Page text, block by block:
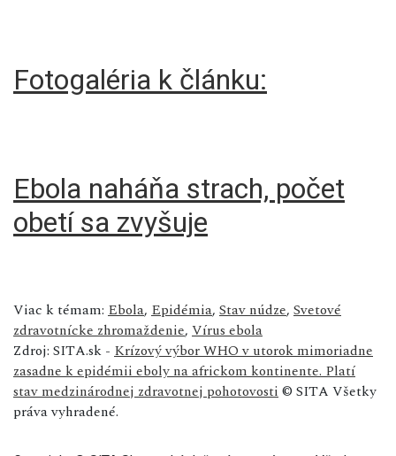
Fotogaléria k článku:
Ebola naháňa strach, počet
obetí sa zvyšuje
Viac k témam: Ebola, Epidémia, Stav núdze, Svetové
zdravotnícke zhromaždenie, Vírus ebola
Zdroj: SITA.sk - Krízový výbor WHO v utorok mimoriadne
zasadne k epidémii eboly na africkom kontinente. Platí
stav medzinárodnej zdravotnej pohotovosti © SITA Všetky
práva vyhradené.